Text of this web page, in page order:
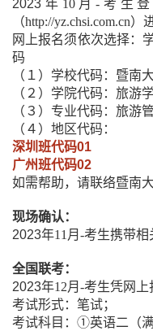
2023 年 10月 - 考生
（http://yz.chsi.com.cn）
网上报名须依次选择：
码
（１）学校代码：暨南
（２）学院代码：旅游
（３）专业代码：旅游
（４）地区代码：
深圳班代码01
广州班代码02
如需帮助，请联络暨南
现场确认：
2023年11 月 -考生携带相
全国联考：
2023年12月 -考生凭网上
考试形式：笔试；
考试科目：①英语二（